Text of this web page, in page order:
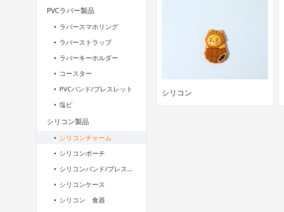
PVCラバー製品
ラバースマホリング
ラバーストラップ
ラバーキーホルダー
コースター
PVCバンド/ブレスレット
塩ビ
シリコン製品
シリコンチャーム
シリコンポーチ
シリコンバンド/ブレスレット
シリコンケース
シリコン 食器
シリコン